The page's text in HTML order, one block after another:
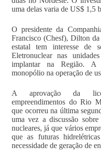
uma delas varia de US$ 1,5
O presidente da
Francisco (Chesf), Dilton
estatal tem interesse de
Eletronuclear nas
implantar na Região. A
monopólio na operação de
A aprovação da
empreendimentos do Rio
que ocorreu na última
uma vez a discussão
nucleares, já que vários
que as futuras
necessidade de geração de